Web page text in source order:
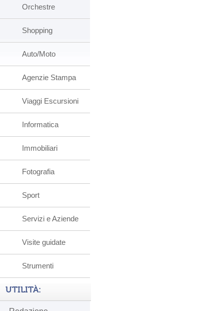
Orchestre
Shopping
Auto/Moto
Agenzie Stampa
Viaggi Escursioni
Informatica
Immobiliari
Fotografia
Sport
Servizi e Aziende
Visite guidate
Strumenti
UTILITÀ: